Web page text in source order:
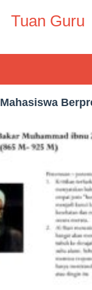
Tuan Guru
Mahasiswa